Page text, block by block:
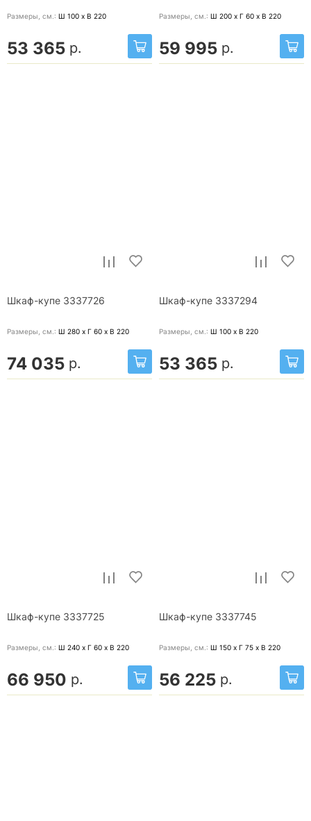
Размеры, cм.: Ш 100 x В 220
53 365 р.
Размеры, cм.: Ш 200 x Г 60 x В 220
59 995 р.
Шкаф-купе 3337726
Размеры, cм.: Ш 280 x Г 60 x В 220
74 035 р.
Шкаф-купе 3337294
Размеры, cм.: Ш 100 x В 220
53 365 р.
Шкаф-купе 3337725
Размеры, cм.: Ш 240 x Г 60 x В 220
66 950 р.
Шкаф-купе 3337745
Размеры, cм.: Ш 150 x Г 75 x В 220
56 225 р.